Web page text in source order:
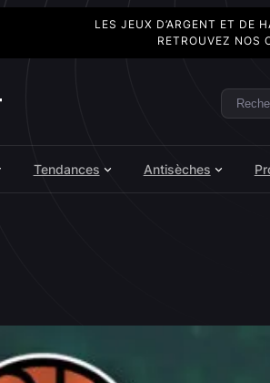
LES JEUX D’ARGENT ET DE
RETROUVEZ NOS
Tendances Antisèches